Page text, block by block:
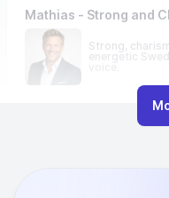
Mathias - Strong and
Strong,
energetic